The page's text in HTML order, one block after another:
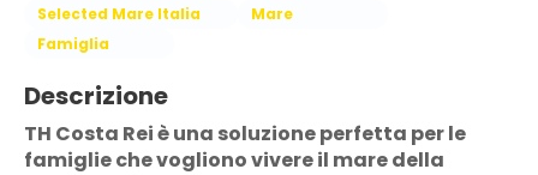
Selected Mare Italia
Mare
Famiglia
Descrizione
TH Costa Rei è una soluzione perfetta per le
famiglie che vogliono vivere il mare della